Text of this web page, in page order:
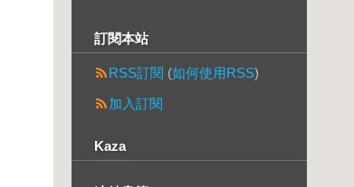
訂閱本站
RSS訂閱 (如何使用RSS)
加入訂閱
Kaza